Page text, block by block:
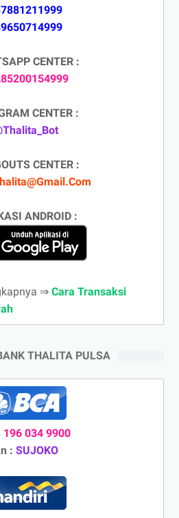
CENTER :
CENTER :
CENTER :
ANDROID :
⇒ Cara Transaksi
THALITA PULSA
196 034 9900
: SUJOKO